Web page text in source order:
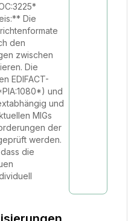
Die
den
zwischen
Die
EDIFACT-
und
und
MIGs
der
werden.
die